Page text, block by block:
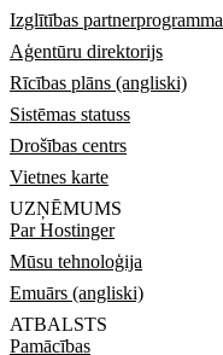
Izglītības partnerprogramma
Aģentūru direktorijs
Rīcības plāns (angliski)
Sistēmas statuss
Drošības centrs
Vietnes karte
UZŅĒMUMS
Par Hostinger
Mūsu tehnoloģija
Emuārs (angliski)
ATBALSTS
Pamācības